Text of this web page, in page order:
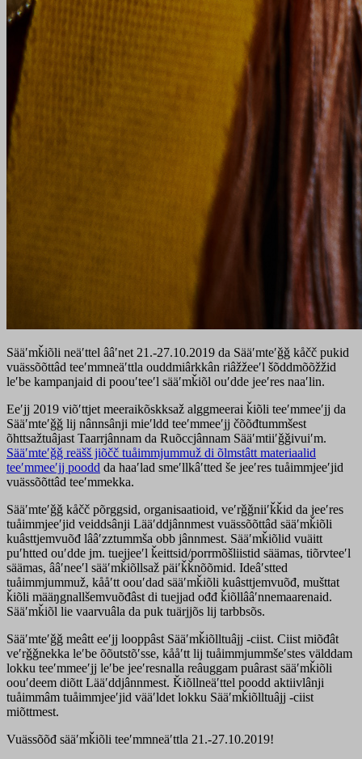
Sääʹmǩiõli neäʹttel ââʹnet 21.-27.10.2019 da Sääʹmteʹǧǧ kåčč pukid
vuässõõttâd teeʹmmneäʹttla ouddmiârkkân riâžžeeʹl šõddmõõžžid
leʹbe kampanjaid di poouʹteeʹl sääʹmǩiõl ouʹdde jeeʹres naaʹlin.
Eeʹjj 2019 viõʹttjet meeraikõskksaž alggmeerai ǩiõli teeʹmmeeʹjj da
Sääʹmteʹǧǧ lij nânnsânji mieʹldd teeʹmmeeʹjj čõõđtummšest
õhttsažtuâjast Taarrjânnam da Ruõccjânnam Sääʹmtiiʹǧǧivuiʹm.
Sääʹmteʹǧǧ reäšš jiõčč tuåimmjummuž di õlmstâtt materiaalid
teeʹmmeeʹjj poodd da haaʹlad smeʹllkâʹtted še jeeʹres tuåimmjeeʹjid
vuässõõttâd teeʹmmekka.
Sääʹmteʹǧǧ kåčč põrggsid, organisaatioid, veʹrǧǧniiʹǩǩid da jeeʹres
tuåimmjeeʹjid veiddsânji Lääʹddjânnmest vuässõõttâd sääʹmǩiõli
kuâsttjemvuõđ lââʹzztummša obb jânnmest. Sääʹmǩiõlid vuäitt
puʹhtted ouʹdde jm. tuejjeeʹl ǩeittsid/porrmõšliistid säämas, tiõrvteeʹl
säämas, ââʹneeʹl sääʹmǩiõllsaž päiʹǩǩnõõmid. Ideâʹstted
tuåimmjummuž, kååʹtt oouʹdad sääʹmǩiõli kuâsttjemvuõđ, mušttat
ǩiõli määŋgnallšemvuõđâst di tuejjad ođđ ǩiõllââʹnnemaarenaid.
Sääʹmǩiõl lie vaarvuâla da puk tuärjjõs lij tarbbsõs.
Sääʹmteʹǧǧ meâtt eeʹjj looppâst Sääʹmǩiõlltuâjj -ciist. Ciist miõđât
veʹrǧǧnekka leʹbe õõutstõʹsse, kååʹtt lij tuåimmjummšeʹstes välddam
lokku teeʹmmeeʹjj leʹbe jeeʹresnalla reâuggam puârast sääʹmǩiõli
oouʹdeem diõtt Lääʹddjânnmest. Ǩiõllneäʹttel poodd aktiivlânji
tuåimmâm tuåimmjeeʹjid vääʹldet lokku Sääʹmǩiõlltuâjj -ciist
miõttmest.
Vuässõõđ sääʹmǩiõli teeʹmmneäʹttla 21.-27.10.2019!